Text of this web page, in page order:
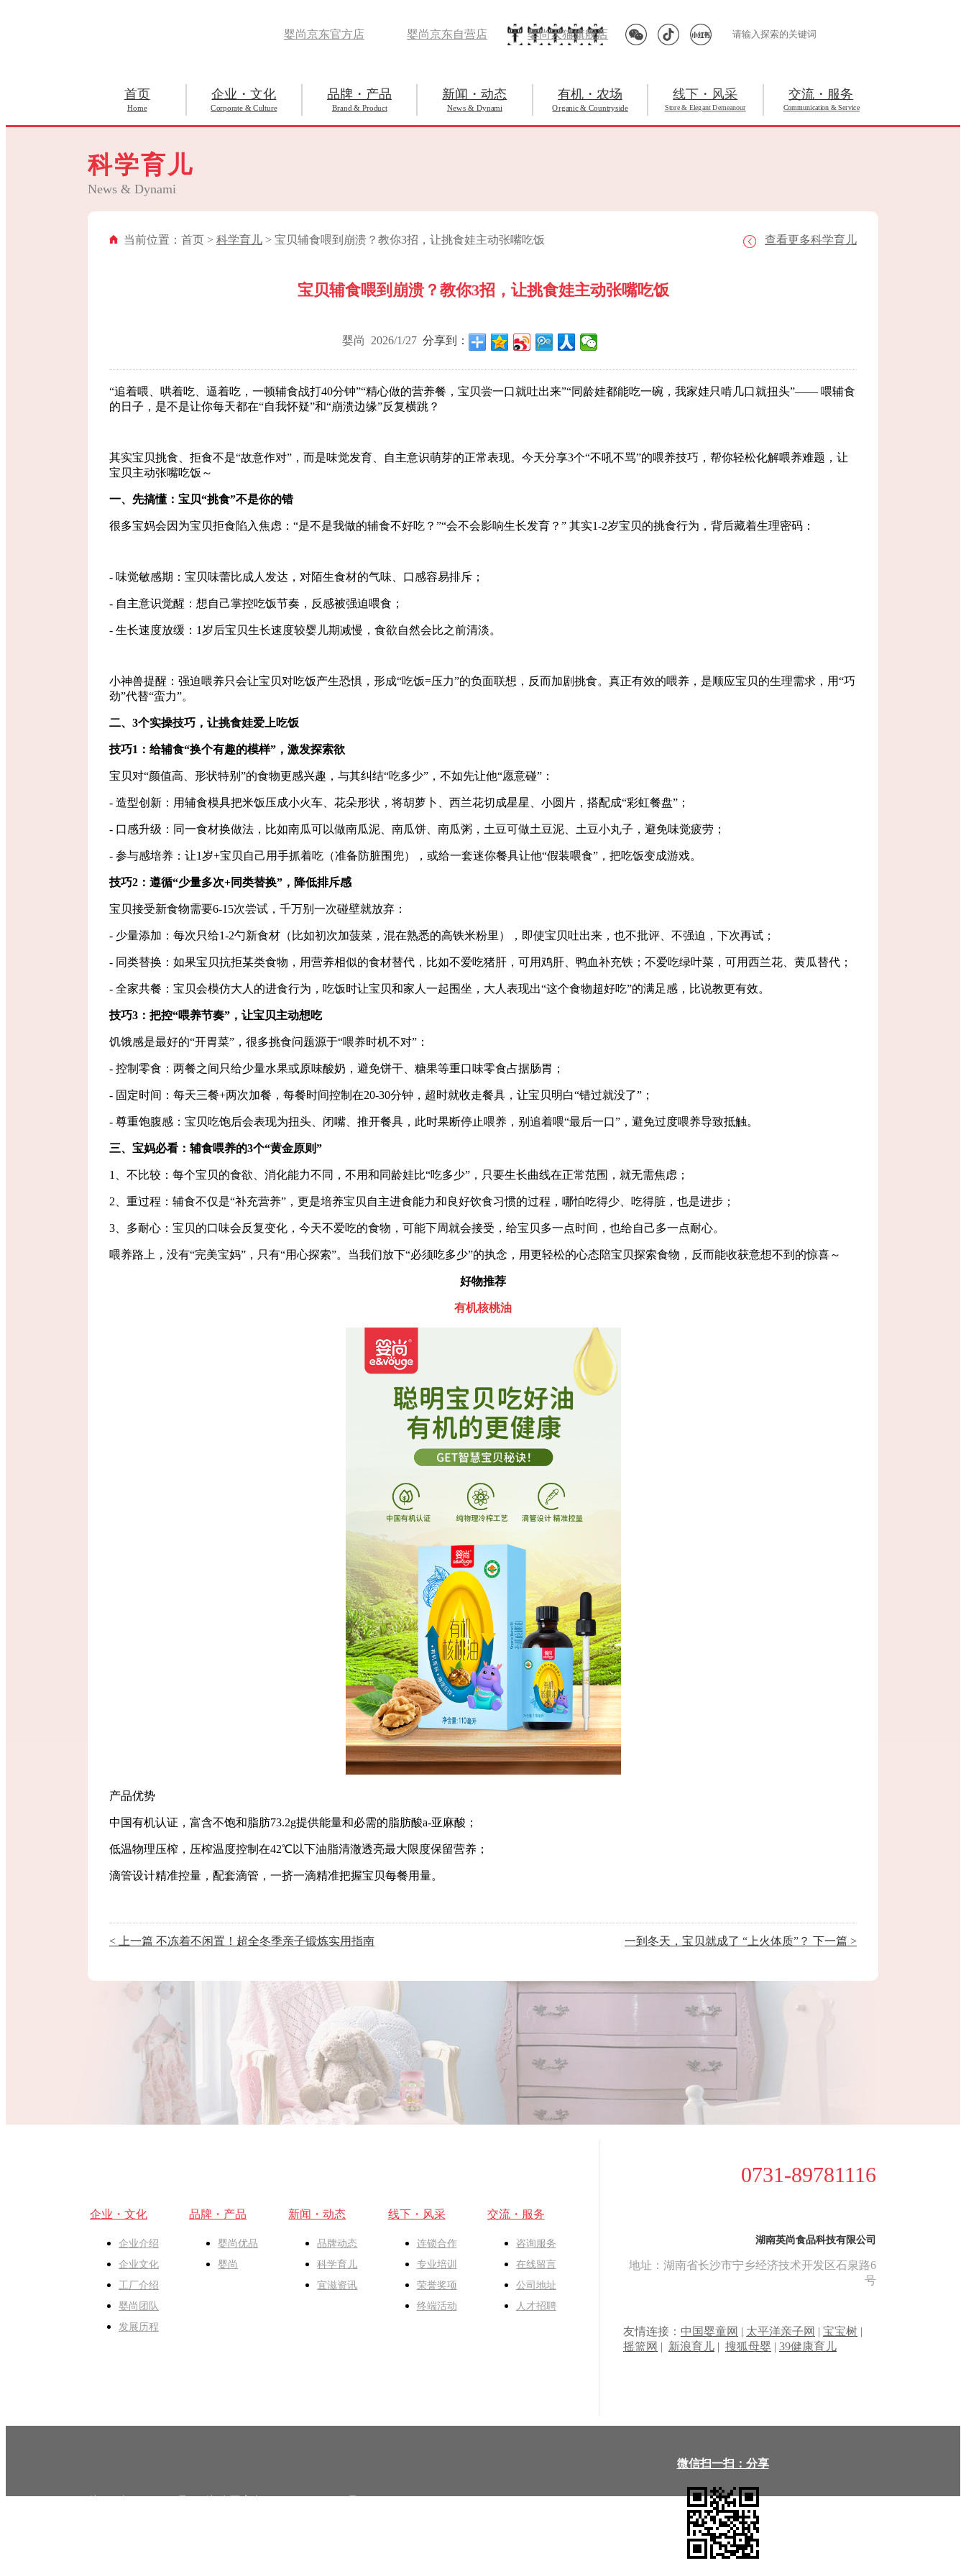
婴尚天猫旗舰店
婴尚京东自营店
婴尚京东官方店
首页
Home
企业・文化
Corporate & Culture
品牌・产品
Brand & Product
新闻・动态
News & Dynami
有机・农场
Organic & Countryside
线下・风采
Store & Elegant Demeanour
交流・服务
Communication & Service
科学育儿
News & Dynami
当前位置：首页 > 科学育儿 > 宝贝辅食喂到崩溃？教你3招，让挑食娃主动张嘴吃饭 查看更多科学育儿
宝贝辅食喂到崩溃？教你3招，让挑食娃主动张嘴吃饭
婴尚 2026/1/27 分享到：
“追着喂、哄着吃、逼着吃，一顿辅食战打40分钟”“精心做的营养餐，宝贝尝一口就吐出来”“ 同龄娃都能吃一碗，我家娃只啃几口就扭头”—— 喂辅食
的日子，是不是让你每天都在“自我怀疑”和“崩溃边缘”反复横跳？
其实宝贝挑食、拒食不是“故意作对” ，而是味觉发育、自主意识萌芽的正常表现。今天分享3个“不吼不骂”的喂养技巧，帮你轻松化解喂养难题，让
宝贝主动张嘴吃饭～
一、先搞懂：宝贝“挑食”不是你的错
很多宝妈会因为宝贝拒食陷入焦虑： “是不是我做的辅食不好吃？ ”“会不会影响生长发育？ ” 其实1-2岁宝贝的挑食行为，背后藏着生理密码：
- 味觉敏感期：宝贝味蕾比成人发达，对陌生食材的气味、口感容易排斥；
- 自主意识觉醒：想自己掌控吃饭节奏，反感被强迫喂食；
- 生长速度放缓： 1岁后宝贝生长速度较婴儿期减慢，食欲自然会比之前清淡。
小神兽提醒：强迫喂养只会让宝贝对吃饭产生恐惧，形成“吃饭=压力”的负面联想，反而加剧挑食。真正有效的喂养，是顺应宝贝的生理需求，用“巧
劲”代替“蛮力”。
二、 3个实操技巧，让挑食娃爱上吃饭
技巧1 ：给辅食“换个有趣的模样” ，激发探索欲
宝贝对“颜值高、形状特别 ”的食物更感兴趣，与其纠结“吃多少” ，不如先让他“愿意碰” ：
- 造型创新：用辅食模具把米饭压成小火车、花朵形状，将胡萝卜、西兰花切成星星、小圆片，搭配成“彩虹餐盘” ；
- 口感升级：同一食材换做法，比如南瓜可以做南瓜泥、南瓜饼、南瓜粥，土豆可做土豆泥、土豆小丸子，避免味觉疲劳；
- 参与感培养：让1岁+宝贝自己用手抓着吃（准备防脏围兜），或给一套迷你餐具让他“假装喂食” ，把吃饭变成游戏。
技巧2 ：遵循“少量多次+同类替换” ，降低排斥感
宝贝接受新食物需要6-15次尝试，千万别一次碰壁就放弃：
- 少量添加：每次只给1-2勺新食材（比如初次加菠菜，混在熟悉的高铁米粉里），即使宝贝吐出来，也不批评、不强迫，下次再试；
- 同类替换：如果宝贝抗拒某类食物，用营养相似的食材替代，比如不爱吃猪肝，可用鸡肝、鸭血补充铁；不爱吃绿叶菜，可用西兰花、黄瓜替代；
- 全家共餐：宝贝会模仿大人的进食行为，吃饭时让宝贝和家人一起围坐，大人表现出“这个食物超好吃”的满足感，比说教更有效。
技巧3 ：把控“喂养节奏” ，让宝贝主动想吃
饥饿感是最好的“开胃菜” ，很多挑食问题源于“喂养时机不对” ：
- 控制零食：两餐之间只给少量水果或原味酸奶，避免饼干、糖果等重口味零食占据肠胃；
- 固定时间：每天三餐+两次加餐，每餐时间控制在20-30分钟，超时就收走餐具，让宝贝明白“错过就没了” ；
- 尊重饱腹感：宝贝吃饱后会表现为扭头、闭嘴、推开餐具，此时果断停止喂养，别追着喂“最后一口 ” ，避免过度喂养导致抵触。
三、宝妈必看：辅食喂养的3个“黄金原则”
1、不比较：每个宝贝的食欲、消化能力不同，不用和同龄娃比“吃多少” ，只要生长曲线在正常范围，就无需焦虑；
2、重过程：辅食不仅是“补充营养” ，更是培养宝贝自主进食能力和良好饮食习惯的过程，哪怕吃得少、吃得脏，也是进步；
3、多耐心：宝贝的口味会反复变化，今天不爱吃的食物，可能下周就会接受，给宝贝多一点时间，也给自己多一点耐心。
喂养路上，没有“完美宝妈” ，只有“用心探索”。当我们放下“必须吃多少”的执念，用更轻松的心态陪宝贝探索食物，反而能收获意想不到的惊喜～
好物推荐
有机核桃油
产品优势
中国有机认证，富含不饱和脂肪73.2g提供能量和必需的脂肪酸a-亚麻酸；
低温物理压榨，压榨温度控制在42℃以下油脂清澈透亮最大限度保留营养；
滴管设计精准控量，配套滴管，一挤一滴精准把握宝贝每餐用量。
< 上一篇 不冻着不闲置！超全冬季亲子锻炼实用指南 一到冬天，宝贝就成了 “上火体质”？ 下一篇 >
企业・文化
企业介绍
企业文化
工厂介绍
婴尚团队
发展历程
品牌・产品
婴尚优品
婴尚
新闻・动态
品牌动态
科学育儿
宜滋资讯
线下・风采
连锁合作
专业培训
荣誉奖项
终端活动
交流・服务
咨询服务
在线留言
公司地址
人才招聘
0731-89781116
湖南英尚食品科技有限公司
地址：湖南省长沙市宁乡经济技术开发区石泉路6
号
友情连接： 中国婴童网 太平洋亲子网 宝宝树
摇篮网
新浪育儿 搜狐母婴 39健康育儿
微信扫一扫：分享